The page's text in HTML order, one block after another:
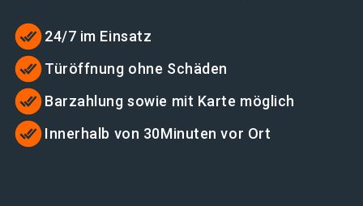
24/7 im Einsatz
Türöffnung ohne Schäden
Barzahlung sowie mit Karte möglich
Innerhalb von 30Minuten vor Ort